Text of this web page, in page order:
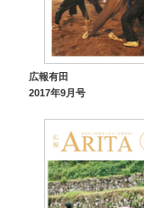
広報有田
2017年9月号